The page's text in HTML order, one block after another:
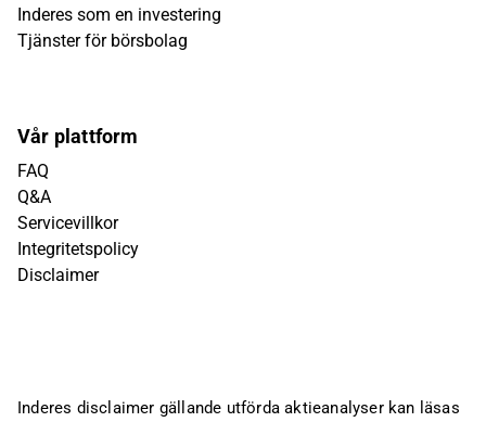
Inderes som en investering
Tjänster för börsbolag
Vår plattform
FAQ
Q&A
Servicevillkor
Integritetspolicy
Disclaimer
Inderes disclaimer gällande utförda aktieanalyser kan läsas